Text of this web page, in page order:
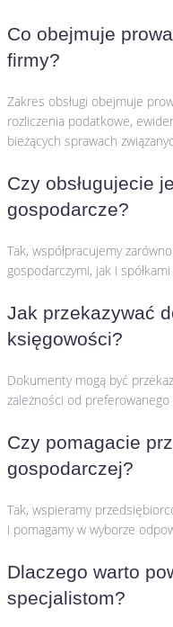
Co obejmuje
firmy?
Zakres obsługi obejmuje
rozliczenia podatkowe,
bieżących sprawach
Czy obsługujecie
gospodarcze?
Tak, współpracujemy
gospodarczymi, jak i
Jak przekazywać
księgowości?
Dokumenty mogą być
zależności od preferowanego
Czy pomagacie
gospodarczej?
Tak, wspieramy
i pomagamy w wyborze
Dlaczego warto
specjalistom?